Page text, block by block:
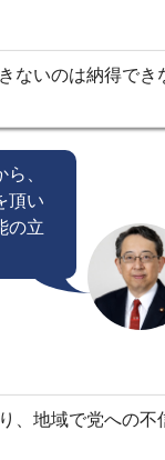
ないのは納得でき
、
頂い
の立
、地域で党への不